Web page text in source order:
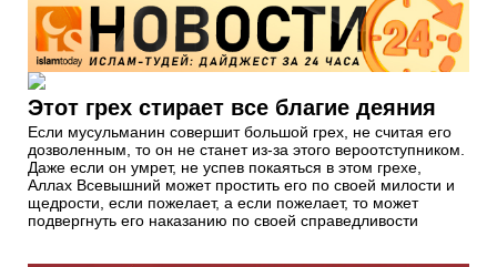
Этот грех стирает все благие деяния
Если мусульманин совершит большой грех, не считая его
дозволенным, то он не станет из-за этого вероотступником.
Даже если он умрет, не успев покаяться в этом грехе,
Аллах Всевышний может простить его по своей милости и
щедрости, если пожелает, а если пожелает, то может
подвергнуть его наказанию по своей справедливости